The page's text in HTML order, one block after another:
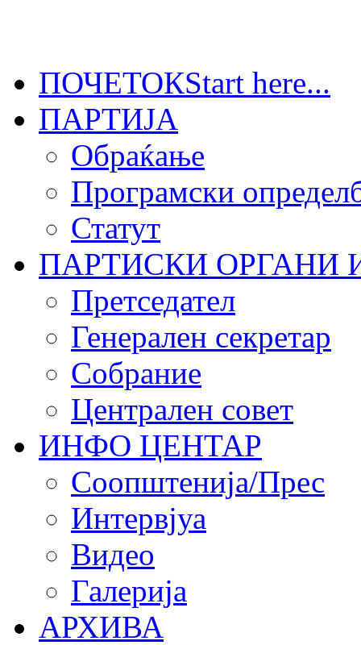
ПОЧЕТОКStart here...
ПАРТИЈА
Обраќање
Програмски
Статут
ПАРТИСКИ ОРГАНИ
Претседател
Генерален секретар
Собрание
Централен совет
ИНФО ЦЕНТАР
Соопштенија/Прес
Интервјуа
Видео
Галерија
АРХИВА